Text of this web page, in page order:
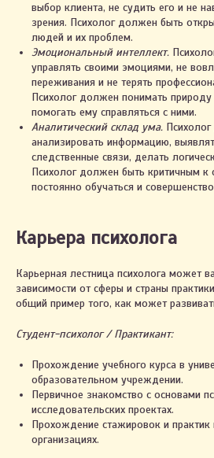
выбор клиента, не судить его и не
зрения. Психолог должен быть
людей и их проблем.
Эмоциональный интеллект.
управлять своими эмоциями, не
переживания и не терять
Психолог должен понимать природу
помогать ему справляться с ними.
Аналитический склад ума.
анализировать информацию,
следственные связи, делать
Психолог должен быть критичным к
постоянно обучаться и
Карьера психолога
Карьерная лестница психолога может
зависимости от сферы и страны
общий пример того, как может
Студент-психолог / Практикант:
Прохождение учебного курса в
образовательном учреждении.
Первичное знакомство с основами
исследовательских проектах.
Прохождение стажировок и практик
организациях.